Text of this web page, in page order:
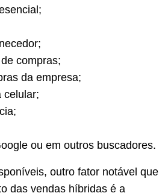
compras;
da empresa;
celular;
ou em outros buscadores.
outro fator notável que
das vendas híbridas é a